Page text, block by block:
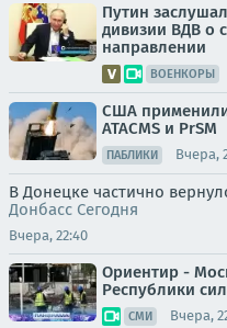
Путин
дивизии ВДВ о
направлении
ВОЕНКОРЫ
США
ATACMS и PrSM
ПАБЛИКИ Вчера,
В Донецке частично
Донбасс Сегодня
Вчера, 22:40
Ориентир -
Республики
СМИ Вчера,